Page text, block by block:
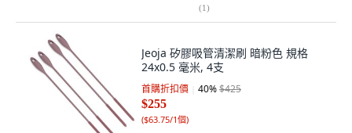
(1)
Jeoja 矽膠吸管清潔刷 暗粉色 規格
24x0.5 毫米, 4支
首購折扣價 40%$425
$255
($63.75/1個)